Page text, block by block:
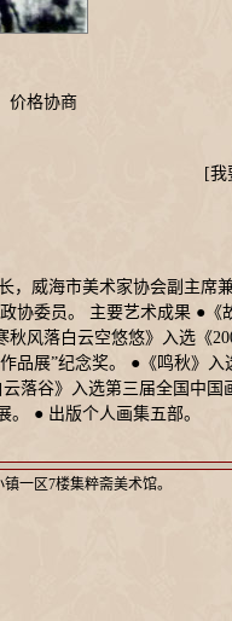
价格协商
[我
，威海市美术家协会副主席
协委员。 主要艺术成果 ●《
风落白云空悠悠》入选《
品展”纪念奖。 ●《鸣秋》入
落谷》入选第三届全国中国
● 出版个人画集五部。
一区7楼集粹斋美术馆。